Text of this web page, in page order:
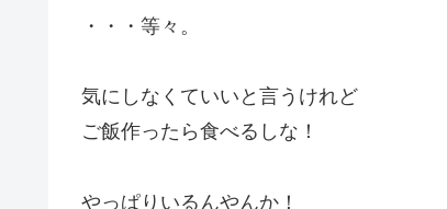
・・・等々。
気にしなくていいと言うけれど
ご飯作ったら食べるしな！
やっぱりいるんやんか！